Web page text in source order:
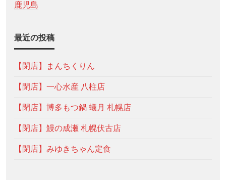
鹿児島
最近の投稿
【閉店】まんちくりん
【閉店】一心水産 八柱店
【閉店】博多もつ鍋 蟻月 札幌店
【閉店】鰻の成瀬 札幌伏古店
【閉店】みゆきちゃん定食